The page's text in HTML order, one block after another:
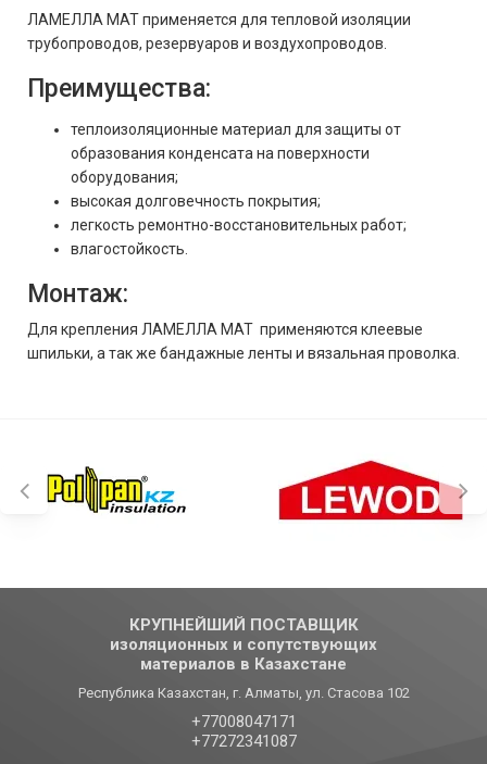
ЛАМЕЛЛА МАТ применяется для тепловой изоляции
трубопроводов, резервуаров и воздухопроводов.
Преимущества:
теплоизоляционные материал для защиты от
образования конденсата на поверхности
оборудования;
высокая долговечность покрытия;
легкость ремонтно-восстановительных работ;
влагостойкость.
Монтаж:
Для крепления ЛАМЕЛЛА МАТ применяются клеевые
шпильки, а так же бандажные ленты и вязальная проволка.
КРУПНЕЙШИЙ ПОСТАВЩИК
изоляционных и сопутствующих
материалов в Казахстане
Республика Казахстан, г. Алматы, ул. Стасова 102
+77008047171
+77272341087